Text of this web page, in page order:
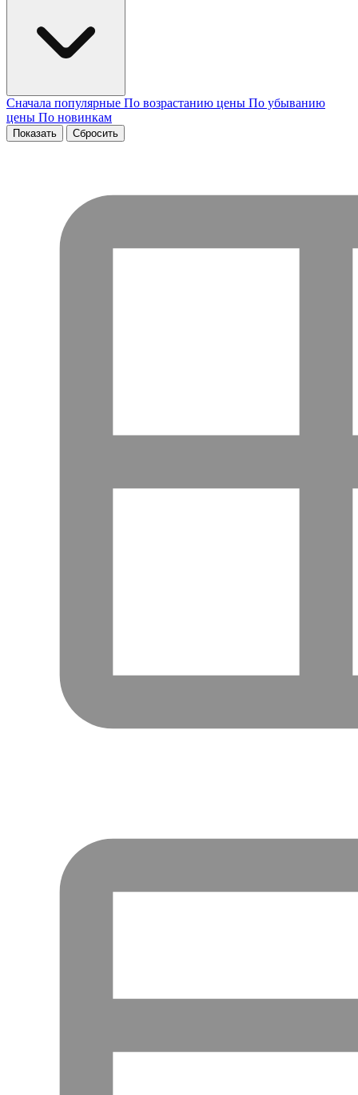
Сначала популярные По возрастанию цены По убыванию
цены По новинкам